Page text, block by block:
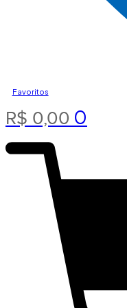
Favoritos
R$ 0,00 0